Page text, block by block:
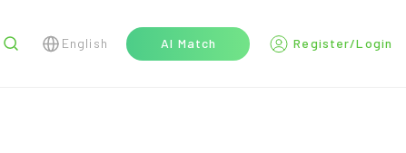
English AI Match Register/Login